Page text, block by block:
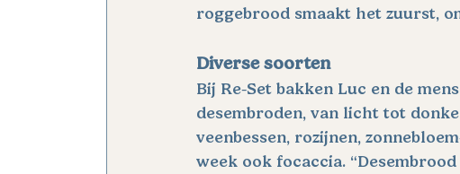
roggebrood smaakt het zuurst,
Diverse soorten
Bij Re-Set bakken Luc en de
desembroden, van licht tot
veenbessen, rozijnen,
week ook focaccia.